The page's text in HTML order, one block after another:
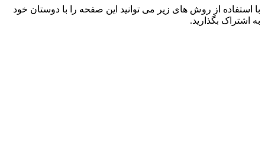
با استفاده از روش های زیر می توانید این صفحه را با دوستان خود
به اشتراک بگذارید.